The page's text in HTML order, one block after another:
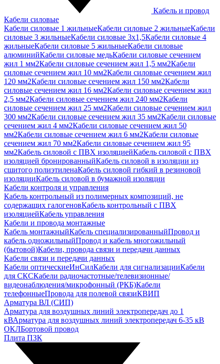
Кабель и провод
Кабели силовые
Кабели силовые 1 жильныеКабели силовые 2 жильныеКабели
силовые 3 жильныеКабели силовые 3х1,5Кабели силовые 4
жильныеКабели силовые 5 жильныеКабели силовые
алюминийКабели силовые медьКабели силовые сечением
жил 1 мм2Кабели силовые сечением жил 1,5 мм2Кабели
силовые сечением жил 10 мм2Кабели силовые сечением жил
120 мм2Кабели силовые сечением жил 150 мм2Кабели
силовые сечением жил 16 мм2Кабели силовые сечением жил
2,5 мм2Кабели силовые сечением жил 240 мм2Кабели
силовые сечением жил 25 мм2Кабели силовые сечением жил
300 мм2Кабели силовые сечением жил 35 мм2Кабели силовые
сечением жил 4 мм2Кабели силовые сечением жил 50
мм2Кабели силовые сечением жил 6 мм2Кабели силовые
сечением жил 70 мм2Кабели силовые сечением жил 95
мм2Кабель силовой с ПВХ изоляциейКабель силовой с ПВХ
изоляцией бронированныйКабель силовой в изоляции из
сшитого полиэтиленаКабель силовой гибкий в резиновой
изоляцииКабель силовой в бумажной изоляции
Кабели контроля и управления
Кабель контрольный из полимерных композиций, не
содержащих галогеновКабель контрольный с ПВХ
изоляциейКабель управления
Кабели и провода монтажные
Кабель монтажныйКабель специализированныйПровод и
кабель одножильныйПровод и кабель многожильный
(бытовой)Кабели, провода связи и передачи данных
Кабели связи и передачи данных
Кабели оптическиеИнСилКабели для сигнализацииКабели
для СКСКабели радиочастотные/телевизионные/
видеонаблюдения/микрофонный (РКБ)Кабели
телефонныеПровода для полевой связиКВИП
Арматура ВЛ (СИП)
Арматура для воздушных линий электропередач до 1
кВАрматура для воздушных линий электропередач 6-35 кВ
ОКЛБортовой провод
Плита ПЗК